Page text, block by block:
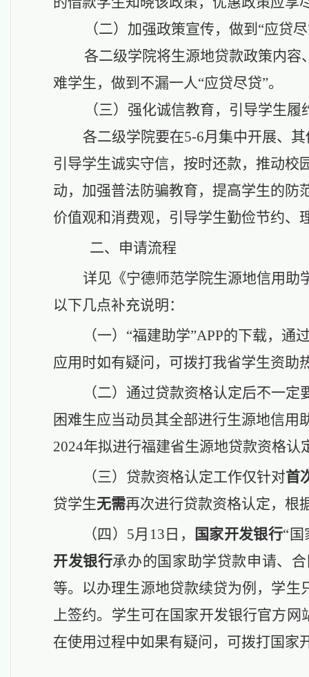
（二） 加强政策宣传，做到 “应贷
各二级学院将生源地贷款政策内
难学生，做到不漏一人“应贷尽贷”。
（三）强化诚信教育，引导学生履
各二级学院要在5-6月集中开展、
引导学生诚实守信，按时还款，推动校
动，加强普法防骗教育，提高学生的防
价值观和消费观，引导学生勤俭节约、
二、申请流程
详见《宁德师范学院生源地信用助
以下几点补充说明：
（一） “福建助学”APP的下载，通
应用时如有疑问，可拨打我省学生资助
（二） 通过贷款资格认定后不一定
困难生应当动员其全部进行生源地信用
2024年拟进行福建省生源地贷款资格认
（三） 贷款资格认定工作仅针对首
贷学生无需再次进行贷款资格认定， 根
（四） 5月13日， 国家开发银行“
开发银行承办的国家助学贷款申请、
等。以办理生源地贷款续贷为例，学
上签约。学生可在国家开发银行官方
在使用过程中如果有疑问，可拨打国家